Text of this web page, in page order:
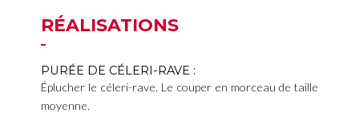
RÉALISATIONS
PURÉE DE CÉLERI-RAVE :
Éplucher le céleri-rave. Le couper en morceau de taille
moyenne.